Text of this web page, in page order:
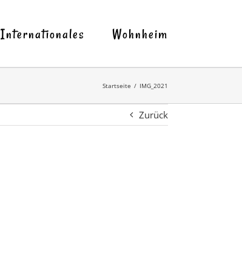
Internationales Wohnheim
Startseite IMG_2021
Zurück